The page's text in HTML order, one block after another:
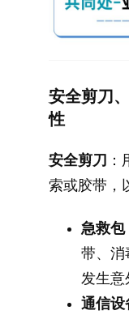
安全剪刀
性
安全剪刀
索或胶带，
急救包
带、消
发生意
通信设